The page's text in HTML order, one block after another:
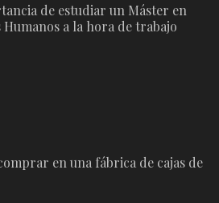
de estudiar un Máster en
Humanos a la hora de trabajo
en una fábrica de cajas de